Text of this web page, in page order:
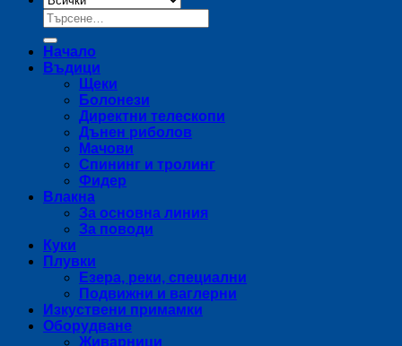
Търсене
за:
Начало
Въдици
Щеки
Болонези
Директни телескопи
Дънен риболов
Мачови
Спининг и тролинг
Фидер
Влакна
За основна линия
За поводи
Куки
Плувки
Езера, реки, специални
Подвижни и ваглерни
Изкуствени примамки
Оборудване
Живарници